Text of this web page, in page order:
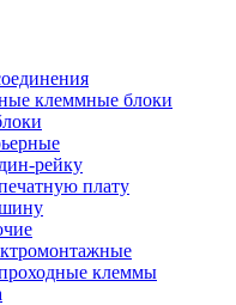
клеммные блоки
рейку
плату
клеммы